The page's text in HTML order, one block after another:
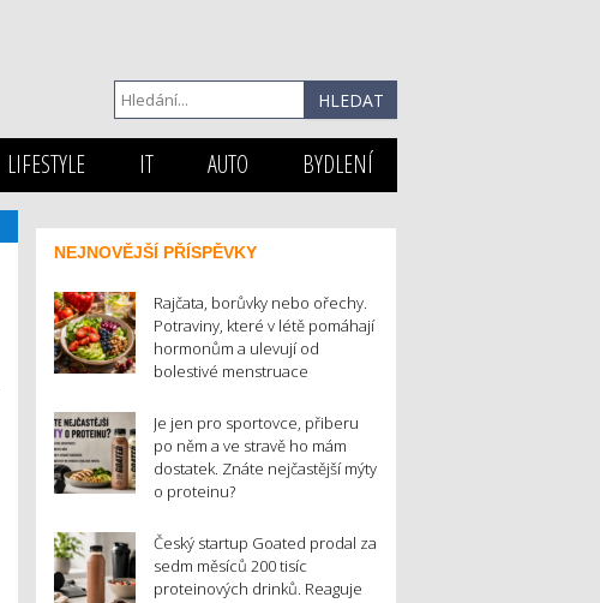
LIFESTYLE IT AUTO BYDLENÍ
NEJNOVĚJŠÍ PŘÍSPĚVKY
Rajčata, borůvky nebo ořechy.
Potraviny, které v létě pomáhají
hormonům a ulevují od
bolestivé menstruace
Je jen pro sportovce, přiberu
po něm a ve stravě ho mám
dostatek. Znáte nejčastější mýty
o proteinu?
Český startup Goated prodal za
sedm měsíců 200 tisíc
proteinových drinků. Reaguje